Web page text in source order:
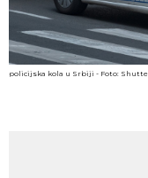
policijska kola u Srbiji - Foto: